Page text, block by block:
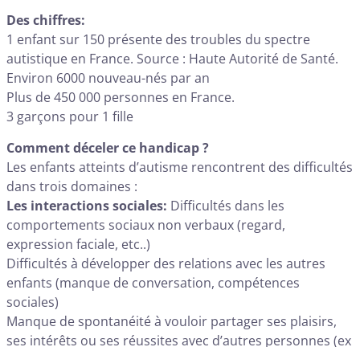
Des chiffres:
1 enfant sur 150 présente des troubles du spectre
autistique en France. Source : Haute Autorité de Santé.
Environ 6000 nouveau-nés par an
Plus de 450 000 personnes en France.
3 garçons pour 1 fille
Comment déceler ce handicap ?
Les enfants atteints d’autisme rencontrent des difficultés
dans trois domaines :
Les interactions sociales: Difficultés dans les
comportements sociaux non verbaux (regard,
expression faciale, etc..)
Difficultés à développer des relations avec les autres
enfants (manque de conversation, compétences
sociales)
Manque de spontanéité à vouloir partager ses plaisirs,
ses intérêts ou ses réussites avec d’autres personnes (ex